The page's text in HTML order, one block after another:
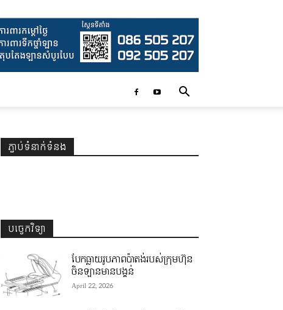
ភ្ជាប់ទំនាក់ទំនង
បច្ចេកវិទ្យា
បែកធ្លាយរូបភាពប៉ាតង់របស់ក្រុមហ៊ុន
ចិនឡានមានបង្គន់
April 22, 2026